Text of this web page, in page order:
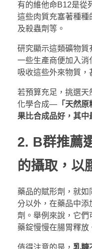
有的維他命B12是從
這些肉質充塞著種種
及殺蟲劑等。
研究顯示這類礦物質
一些生產商便加入消
吸收這些外來物質，
若預算充足，挑選
化學合成— 「天然
果比合成品好，其中
2. B群推薦
的攝取，以
藥品的賦形劑，就
分以外，在藥品中添
劑。舉例來說，它們
藥錠慢慢在腸胃釋放
值得注意的是， 乳糖